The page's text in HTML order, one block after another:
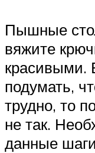
Пышные
вяжите
красивыми.
подумать,
трудно, то
не так.
данные